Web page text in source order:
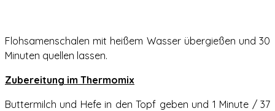
Flohsamenschalen mit heißem Wasser übergießen und 30
Minuten quellen lassen.
Zubereitung im Thermomix
Buttermilch und Hefe in den Topf geben und 1 Minute / 37